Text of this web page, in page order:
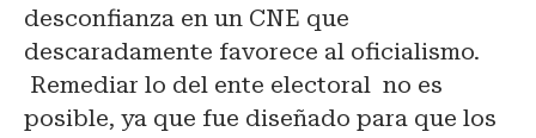
desconfianza en un CNE que
descaradamente favorece al oficialismo.
Remediar lo del ente electoral no es
posible, ya que fue diseñado para que los